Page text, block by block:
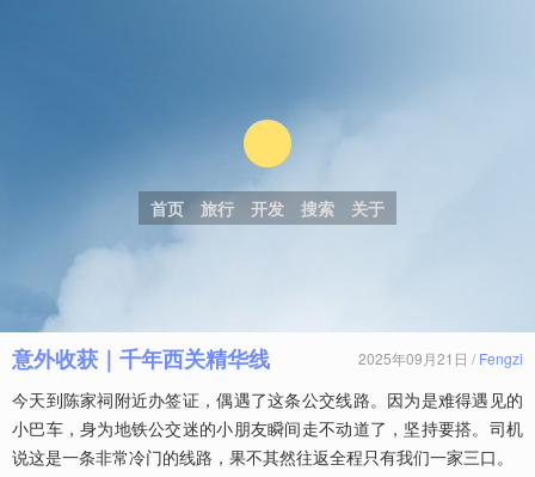
首页 旅行 开发 搜索 关于
意外收获｜千年西关精华线 2025年09月21日 / Fengzi
今天到陈家祠附近办签证，偶遇了这条公交线路。因为是难得遇见的
小巴车，身为地铁公交迷的小朋友瞬间走不动道了，坚持要搭。司机
说这是一条非常冷门的线路，果不其然往返全程只有我们一家三口。